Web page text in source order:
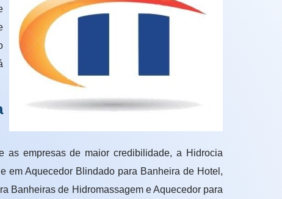
as empresas de maior credibilidade, a Hidrocia
em Aquecedor Blindado para Banheira de Hotel,
Banheiras de Hidromassagem e Aquecedor para